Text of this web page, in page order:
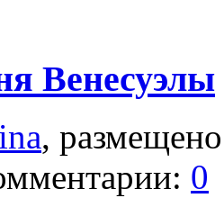
Венесуэлы
,
0